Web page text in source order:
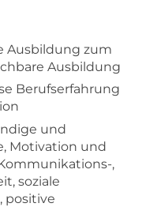
Ausbildung zum
Ausbildung
Berufserfahrung
und
Motivation und
,
soziale
positive